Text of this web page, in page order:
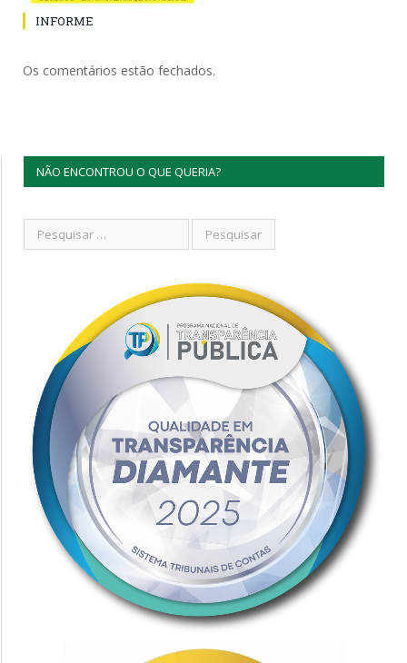
INFORME
Os comentários estão fechados.
NÃO ENCONTROU O QUE QUERIA?